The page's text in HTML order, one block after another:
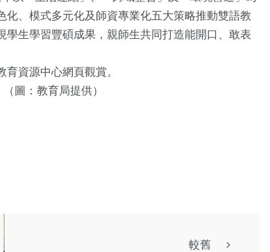
、模式多元化及師資專業化五大策略推動雙語教
生學習豐碩成果，親師生共同打造能開口、敢表
資源中心網頁觀賞。
圖：教育局提供）
較舊